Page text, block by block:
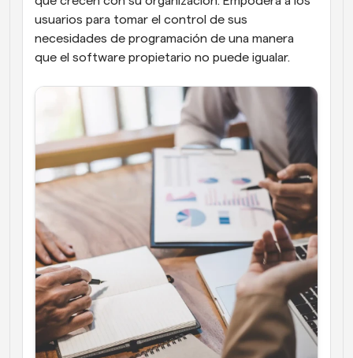
usuarios para tomar el control de sus
necesidades de programación de una manera
que el software propietario no puede igualar.